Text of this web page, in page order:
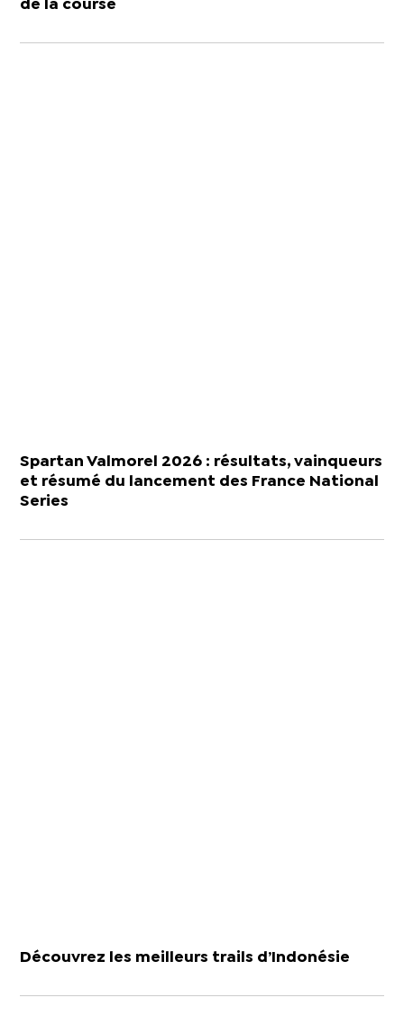
de la course
Spartan Valmorel 2026 : résultats, vainqueurs
et résumé du lancement des France National
Series
Découvrez les meilleurs trails d’Indonésie